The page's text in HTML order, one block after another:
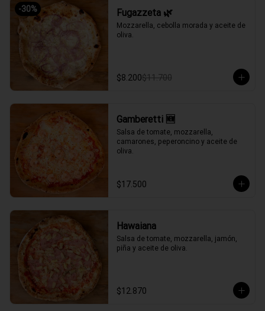
-30% Fugazzeta 🌿
Mozzarella, cebolla morada y aceite de
oliva.
$8.200$11.700
Gamberetti 🆕
Salsa de tomate, mozzarella,
camarones, peperoncino y aceite de
oliva.
$17.500
Hawaiana
Salsa de tomate, mozzarella, jamón,
piña y aceite de oliva.
$12.870